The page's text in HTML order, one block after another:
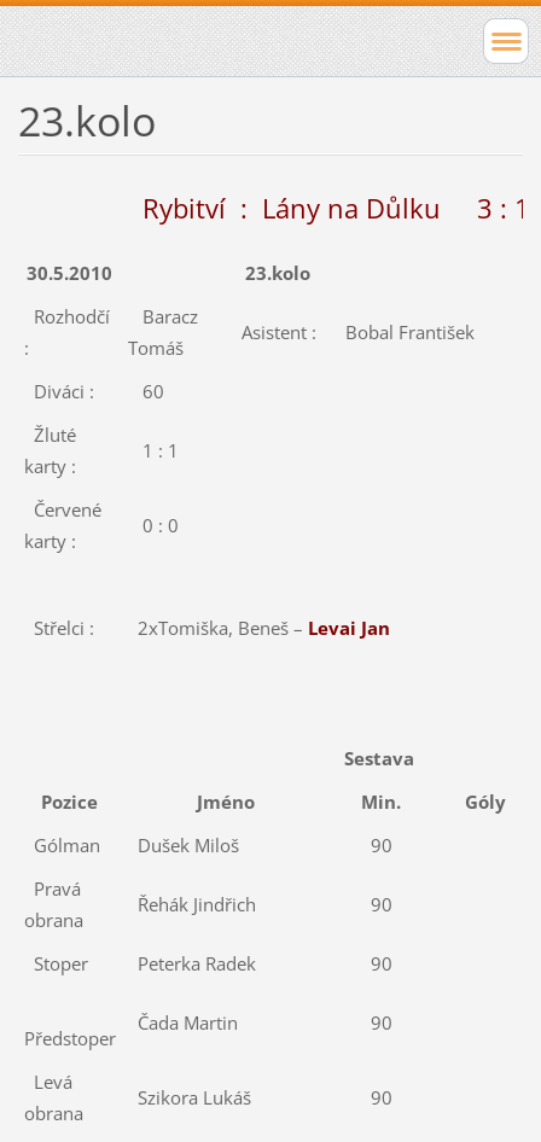
23.kolo
Rybitví : Lány na Důlku 3 : 1
30.5.2010
23.kolo
Rozhodčí
:
Baracz
Tomáš
Asistent : Bobal František
Diváci :
60
Žluté
karty :
1 : 1
Červené
karty :
0 : 0
Střelci : 2xTomiška, Beneš – Levai Jan
Sestava
Pozice
Jméno Min.
Góly
Gólman
Dušek Miloš
90
Pravá
obrana
Řehák Jindřich 90
Stoper Peterka Radek 90
Předstoper
Čada Martin 90
Levá
obrana
Szikora Lukáš 90